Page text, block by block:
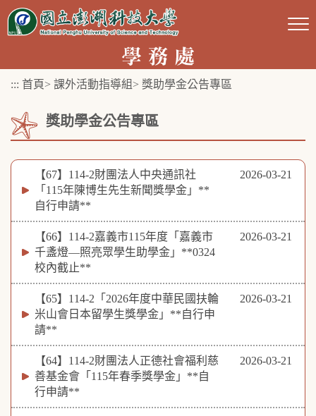
跳
::: 首頁> 課外活動指導組 > 獎助學金公告專區
獎助學金公告專區
【67】114-2財團法人中央通訊社
「115年陳博生先生新聞獎學金」**
自行申請**
2026-03-21
【66】114-2嘉義市115年度「嘉義市
千盞燈—照亮眾學生助學金」**0324
校內截止**
2026-03-21
【65】114-2「2026年度中華民國扶輪
米山會日本留學生獎學金」**自行申
請**
2026-03-21
【64】114-2財團法人正德社會福利慈
善基金會「115年春季獎學金」**自
行申請**
2026-03-21